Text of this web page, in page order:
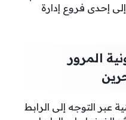
إلى إحدى فروع إدارة
المرور
عبر التوجه إلى الرابط